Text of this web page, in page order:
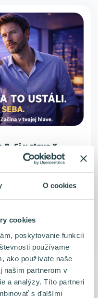
O cookies
cookies
poskytovanie funkcií
používame
ako používate naše
našim partnerom v
a analýzy. Títo partneri
s ďalšími
Si v stave X.
reálnom čase. Nejdeš z
sa meniacom. A jediná
adaptácie.